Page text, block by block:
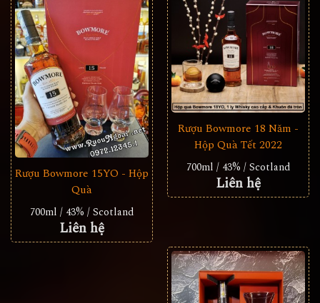
Rượu Bowmore 15YO - Hộp
Quà
700ml / 43% / Scotland
Liên hệ
Rượu Bowmore 18 Năm -
Hộp Quà Tết 2022
700ml / 43% / Scotland
Liên hệ